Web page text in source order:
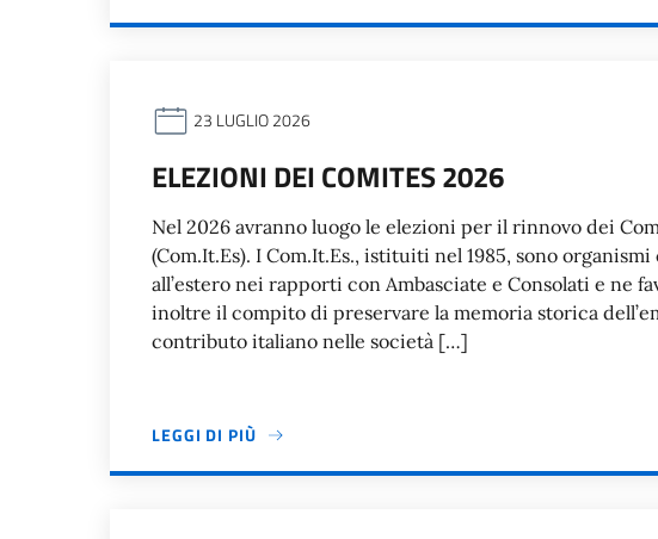
23 LUGLIO 2026
ELEZIONI DEI COMITES 2026
Nel 2026 avranno luogo le elezioni per il rinnovo dei
(Com.It.Es). I Com.It.Es., istituiti nel 1985, sono
all’estero nei rapporti con Ambasciate e Consolati e ne
inoltre il compito di preservare la memoria storica
contributo italiano nelle società […]
LEGGI DI PIÙ